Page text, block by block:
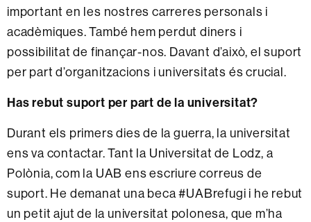
important en les nostres carreres personals i
acadèmiques. També hem perdut diners i
possibilitat de finançar-nos. Davant d’això, el suport
per part d’organitzacions i universitats és crucial.
Has rebut suport per part de la universitat?
Durant els primers dies de la guerra, la universitat
ens va contactar. Tant la Universitat de Lodz, a
Polònia, com la UAB ens escriure correus de
suport. He demanat una beca #UABrefugi i he rebut
un petit ajut de la universitat polonesa, que m’ha